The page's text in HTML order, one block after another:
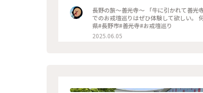
長野の旅～善光寺～ 「牛に引かれて善光寺参り」 で有名な牛。 かわいいおべべ着せてもらって。 善光寺の本堂真下
でのお戒壇巡りはぜひ体験して欲しい。 何も見えない真っ暗な通路を歩く 仏様と縁を結ぶ修行だそうです。 #長野
県#長野市#善光寺#お戒壇巡り
2025.06.05